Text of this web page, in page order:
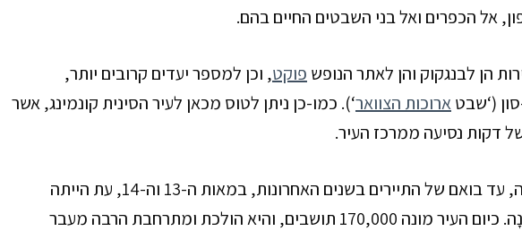
n
אל הכפרים ואל בני השבטים החיים בהם.
הן לבנגקוק והן לאתר הנופש פוקט, וכן למספר יעדים קרובים יותר,
סון (‘שבטארוכות הצוואר‘). כמו-כן ניתן לטוס מכאן לעיר הסינית קונמינג, אשר
דקות נסיעה ממרכז העיר.
עד בואם של התיירים בשנים האחרונות, במאות ה-13 וה-14, עת הייתה
. כיום העיר מונה 170,000 תושבים, והיא הולכת ומתרחבת הרבה מעבר